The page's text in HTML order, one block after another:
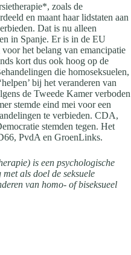
zoals de
en maant haar lidstaten aan
Dat is nu alleen
in Spanje. Er is in de EU
het belang van emancipatie
kort dus ook hoog op de
die homoseksuelen,
bij het veranderen van
de Tweede Kamer verboden
stemde eind mei voor een
te verbieden. CDA,
stemden tegen. Het
PvdA en GroenLinks.
is een psychologische
als doel de seksuele
van homo- of biseksueel